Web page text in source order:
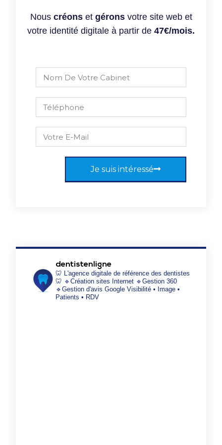
Nous créonset géronsvotre site web et
votre identité digitale à partir de 47€/mois.
Je suis intéressé
dentistenligne
🦷 L'agence digitale de référence des dentistes
🦷 🔹Création sites Internet 🔹Gestion 360
🔹Gestion d'avis Google Visibilité • Image •
Patients • RDV